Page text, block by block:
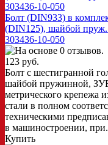
Болт (DIN933) в
(DIN125), шайбой
303436-10-050
123 руб.
Болт с шестигранной
шайбой пружинной,
метрического крепежа
стали в полном
техническими
в машиностроении,
Купить